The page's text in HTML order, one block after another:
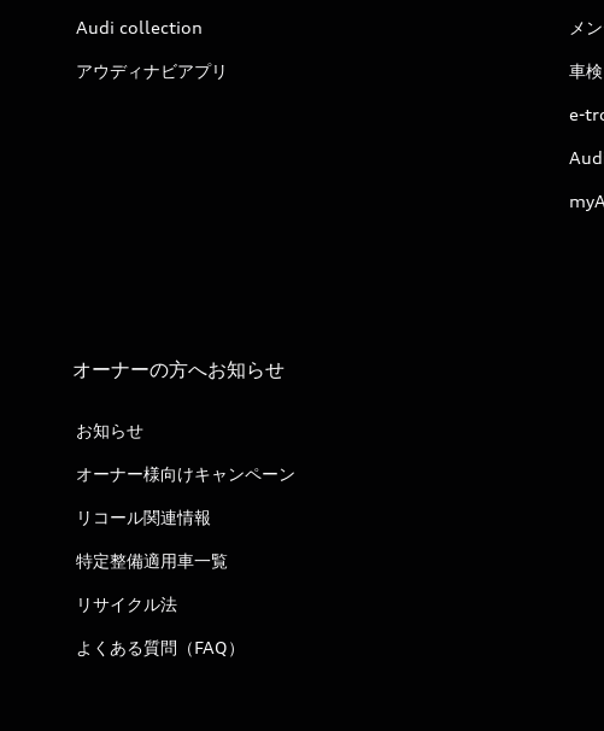
Audi collection
アウディナビアプリ
メ
車
e-
オーナーの方へお知らせ
お知らせ
オーナー様向けキャンペーン
リコール関連情報
特定整備適用車一覧
リサイクル法
よくある質問（FAQ）